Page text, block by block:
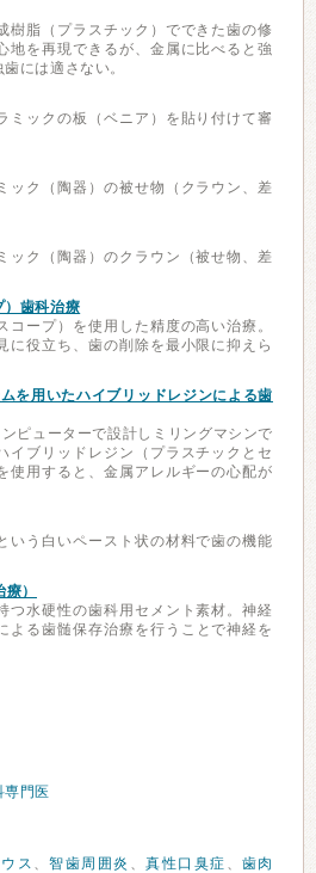
樹脂（プラスチック）でできた歯の修
地を再現できるが、金属に比べると強
には適さない。
ミックの板（ベニア）を貼り付けて審
ック（陶器）の被せ物（クラウン、差
ック（陶器）のクラウン（被せ物、差
）歯科治療
コープ）を使用した精度の高い治療。
に役立ち、歯の削除を最小限に抑えら
を用いたハイブリッドレジンによる歯
ピューターで設計しミリングマシンで
イブリッドレジン（プラスチックとセ
使用すると、金属アレルギーの心配が
いう白いペースト状の材料で歯の機能
）
つ水硬性の歯科用セメント素材。神経
よる歯髄保存治療を行うことで神経を
専門医
ス 、智歯周囲炎 、真性口臭症 、 歯肉